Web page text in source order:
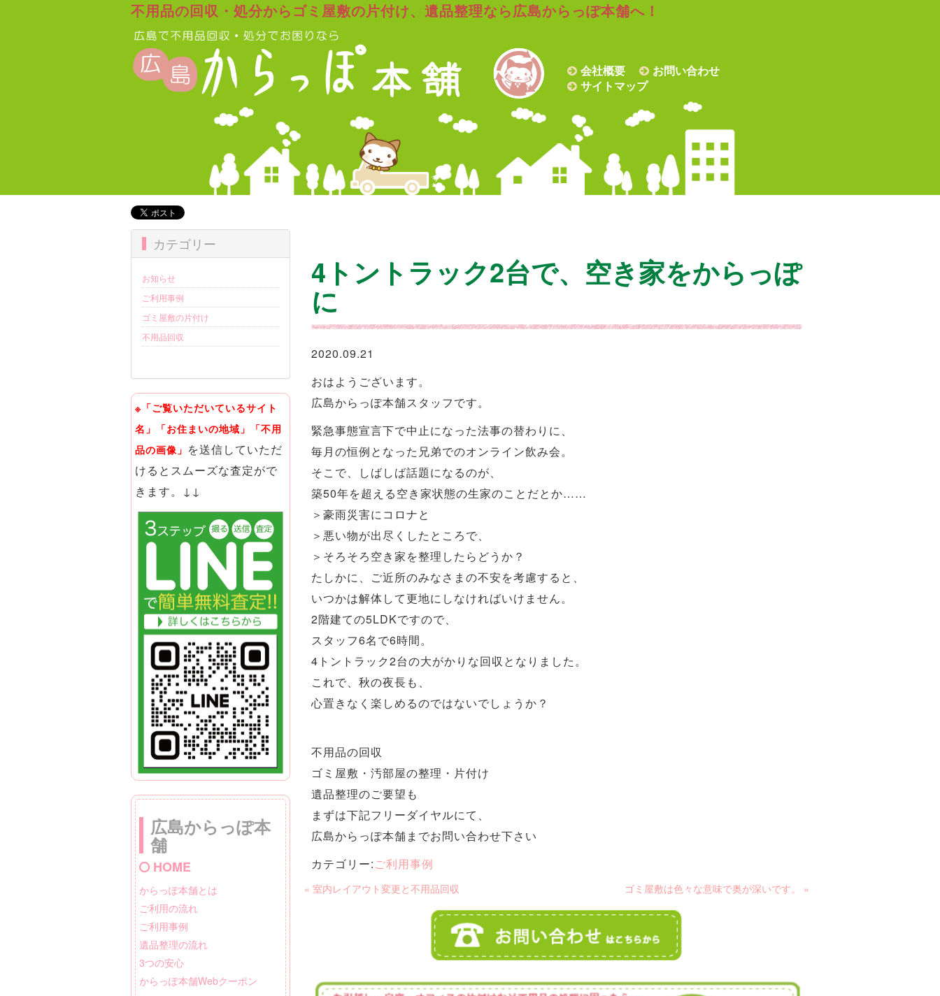
不用品の回収・処分からゴミ屋敷の片付け、遺品整理なら広島からっぽ本舗へ！
会社概要
お問い合わせ
サイトマップ
カテゴリー
お知らせ
ご利用事例
ゴミ屋敷の片付け
不用品回収
※「ご覧いただいているサイト
名」「お住まいの地域」「不用
品の画像」 を送信していただ
けるとスムーズな査定がで
きます。↓↓
広島からっぽ本
舗
HOME
からっぽ本舗とは
ご利用の流れ
ご利用事例
遺品整理の流れ
3つの安心
からっぽ本舗Webクーポン
4トントラック2台で、空き家をからっぽ
に
2020.09.21
おはようございます。
広島からっぽ本舗スタッフです。
緊急事態宣言下で中止になった法事の替わりに、
毎月の恒例となった兄弟でのオンライン飲み会。
そこで、しばしば話題になるのが、
築50年を超える空き家状態の生家のことだとか……
＞豪雨災害にコロナと
＞悪い物が出尽くしたところで、
＞そろそろ空き家を整理したらどうか？
たしかに、ご近所のみなさまの不安を考慮すると、
いつかは解体して更地にしなければいけません。
2階建ての5LDKですので、
スタッフ6名で6時間。
4トントラック2台の大がかりな回収となりました。
これで、秋の夜長も、
心置きなく楽しめるのではないでしょうか？
不用品の回収
ゴミ屋敷・汚部屋の整理・片付け
遺品整理のご要望も
まずは下記フリーダイヤルにて、
広島からっぽ本舗までお問い合わせ下さい
カテゴリー:ご利用事例
« 室内レイアウト変更と不用品回収 ゴミ屋敷は色々な意味で奥が深いです。 »